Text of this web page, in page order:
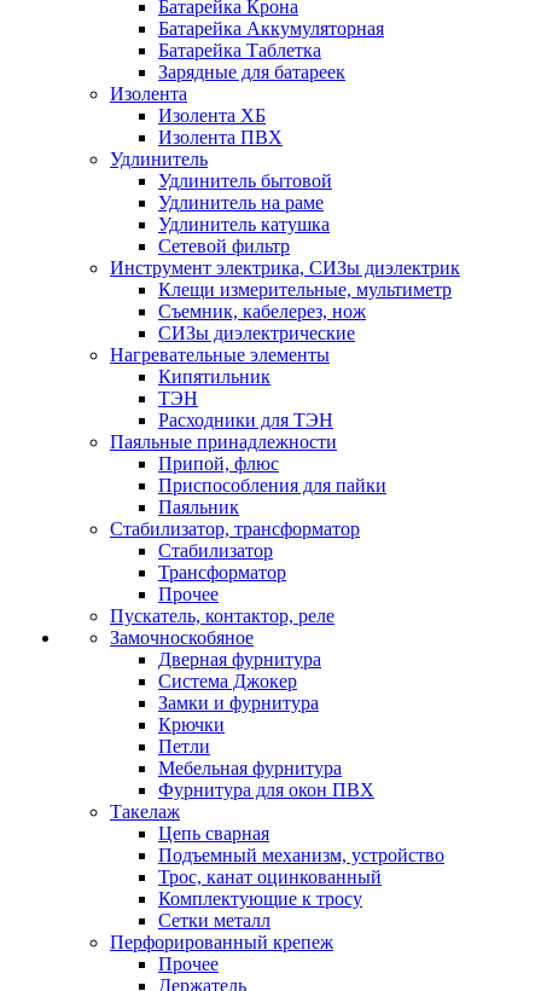
Батарейка Крона
Батарейка Аккумуляторная
Батарейка Таблетка
Зарядные для батареек
Изолента
Изолента ХБ
Изолента ПВХ
Удлинитель
Удлинитель бытовой
Удлинитель на раме
Удлинитель катушка
Сетевой фильтр
Инструмент электрика, СИЗы диэлектрик
Клещи измерительные, мультиметр
Съемник, кабелерез, нож
СИЗы диэлектрические
Нагревательные элементы
Кипятильник
ТЭН
Расходники для ТЭН
Паяльные принадлежности
Припой, флюс
Приспособления для пайки
Паяльник
Стабилизатор, трансформатор
Стабилизатор
Трансформатор
Прочее
Пускатель, контактор, реле
Замочноскобяное
Дверная фурнитура
Система Джокер
Замки и фурнитура
Крючки
Петли
Мебельная фурнитура
Фурнитура для окон ПВХ
Такелаж
Цепь сварная
Подъемный механизм, устройство
Трос, канат оцинкованный
Комплектующие к тросу
Сетки металл
Перфорированный крепеж
Прочее
Держатель